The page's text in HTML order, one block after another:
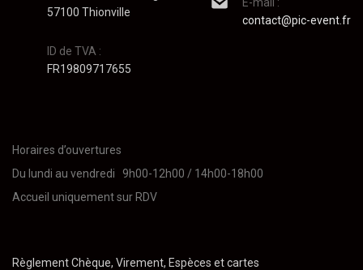
57100 Thionville
ID de TVA :
FR19809717655
contact@pic-event.fr
Horaires d’ouvertures
Du lundi au vendredi 9h00-12h00 / 14h00-18h00
Accueil uniquement sur RDV
Règlement Chèque, Virement, Espèces et cartes